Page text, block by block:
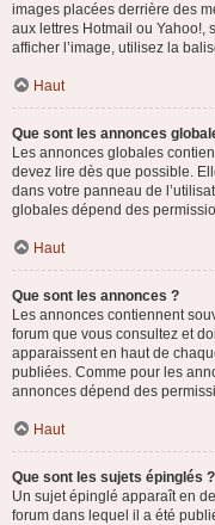
images placées derrière des
aux lettres Hotmail ou Yahoo!,
afficher l’image, utilisez la
Haut
Que sont les annonces
Les annonces globales
devez lire dès que possible.
dans votre panneau de
globales dépend des
Haut
Que sont les annonces ?
Les annonces contiennent
forum que vous consultez et
apparaissent en haut de
publiées. Comme pour les
annonces dépend des
Haut
Que sont les sujets épinglés ?
Un sujet épinglé apparaît en
forum dans lequel il a été